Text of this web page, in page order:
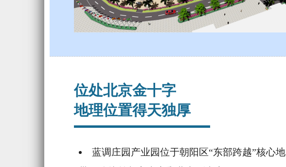
位处北京金十字
地理位置得天独厚
蓝调庄园产业园位于朝阳区“东部跨越”核心地